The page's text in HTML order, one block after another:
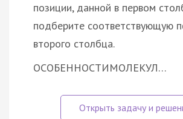
позиции, данной в первом
подберите соответствующую
второго столбца.
ОСОБЕННОСТИМОЛЕКУЛ…